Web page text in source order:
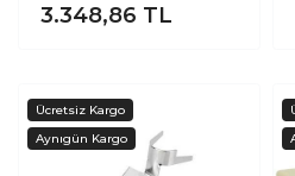
Konnektör (100 lü
3.348,86 TL